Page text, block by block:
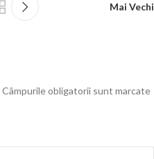
Mai Vechi
Câmpurile obligatorii sunt marcate